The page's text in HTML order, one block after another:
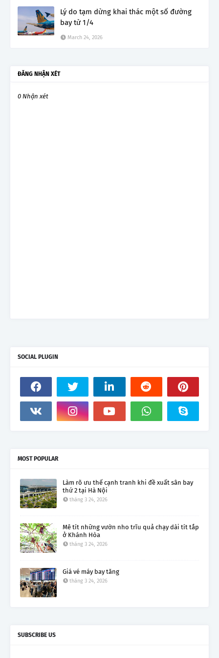
Lý do tạm dừng khai thác một số đường
bay từ 1/4
March 24, 2026
ĐĂNG NHẬN XÉT
0 Nhận xét
SOCIAL PLUGIN
MOST POPULAR
Làm rõ ưu thế cạnh tranh khi đề xuất sân bay
thứ 2 tại Hà Nội
tháng 3 24, 2026
Mê tít những vườn nho trĩu quả chạy dài tít tắp
ở Khánh Hòa
tháng 3 24, 2026
Giá vé máy bay tăng
tháng 3 24, 2026
SUBSCRIBE US